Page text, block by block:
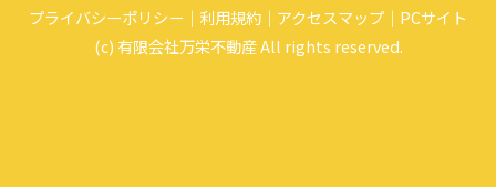
プライバシーポリシー 利用規約 アクセスマップ
PCサイト
(c) 有限会社万栄不動産 All rights reserved.